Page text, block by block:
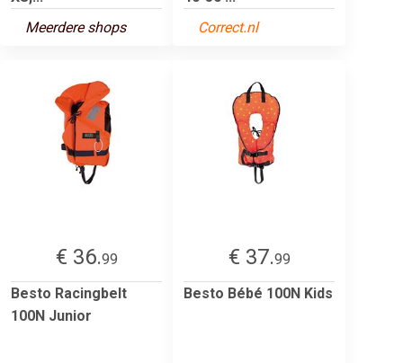
Meerdere shops
Correct.nl
€ 36.99
Besto Racingbelt
100N Junior
€ 37.99
Besto Bébé 100N Kids